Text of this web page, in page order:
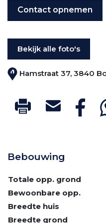
Contact opnemen
Hamstraat 37, 3840
Bekijk alle foto's
Bebouwing
Totale opp. grond
Bewoonbare opp.
Breedte huis
Breedte grond